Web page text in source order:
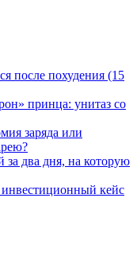
после похудения (15
принца: унитаз со
заряда или
за два дня, на которую
кейс